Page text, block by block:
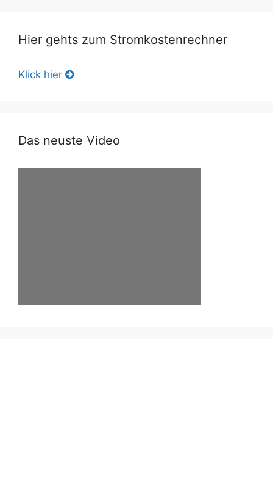
Hier gehts zum Stromkostenrechner
Klick hier
Das neuste Video